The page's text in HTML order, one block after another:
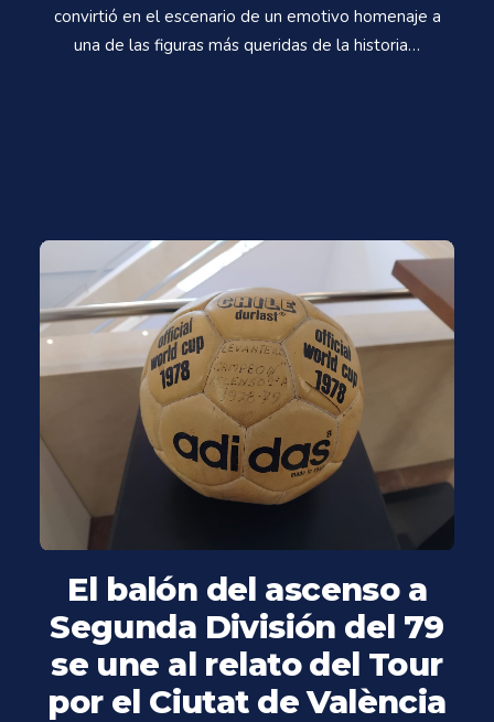
convirtió en el escenario de un emotivo homenaje a
una de las figuras más queridas de la historia…
El balón del ascenso a
Segunda División del 79
se une al relato del Tour
por el Ciutat de València